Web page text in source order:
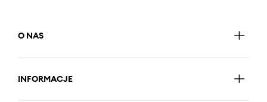
O NAS
INFORMACJE